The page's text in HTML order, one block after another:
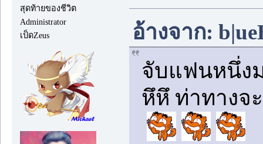
สุดท้ายของชีวิต
Administrator
เป็ดZeus
อ้างจาก:
จับแฟนหนึ่ง
หึหึ ท่าทางจ